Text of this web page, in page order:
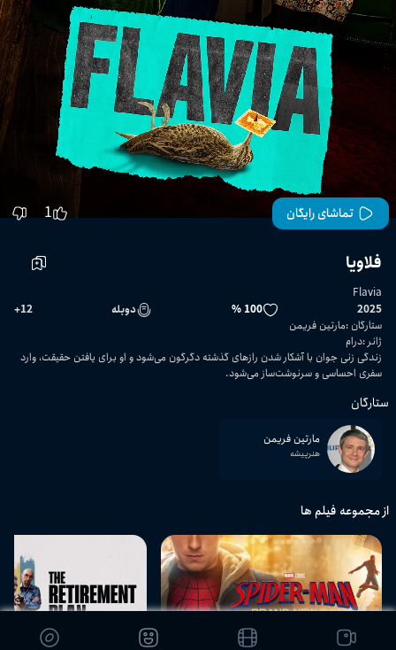
تماشای رایگان 1
فلاویا
Flavia
2025
100 % دوبله 12
+
ستارگان :مارتین فریمن
ژانر:درام
زندگی زنی جوان با آشکار شدن رازهای گذشته دگرگون می‌شود و او برای یافتن حقیقت، وارد
سفری احساسی و سرنوشت‌ساز می‌شود.
ستارگان
مارتین فریمن
هنرپیشه
از مجموعه فیلم ها